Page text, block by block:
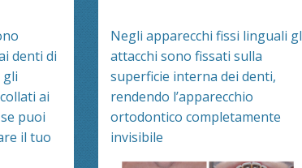
denti di
gli
ai
puoi
il tuo
Negli apparecchi fissi linguali
attacchi sono fissati sulla
superficie interna dei denti,
rendendo l’apparecchio
ortodontico completamente
invisibile